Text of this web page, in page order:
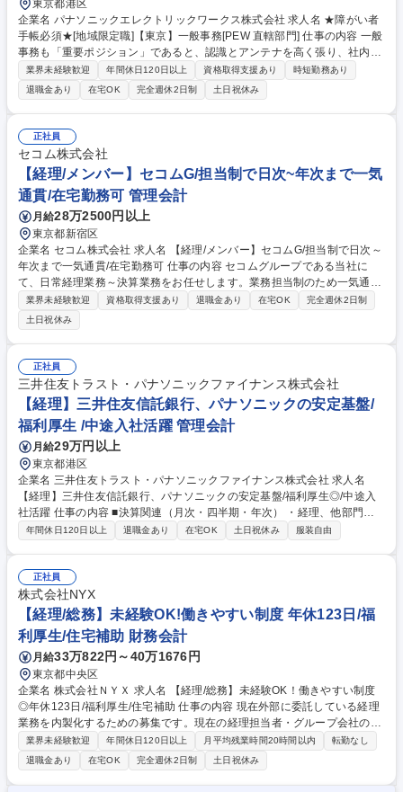
東京都港区
企業名 パナソニックエレクトリックワークス株式会社 求人名 ★障がい者
手帳必須★[地域限定職]【東京】一般事務[PEW 直轄部門] 仕事の内容 一般
事務も「重要ポジション」であると、認識とアンテナを高く張り、社内外
の関係者とのコミュニケーションを密に取って各種業務推進いただきま
す。 【具体的な仕事内容】 直轄部門事務として専門性を活かした一般事
務(庶務含む)全般をお任せします。各種資料作成、各種会議(WEB含む)の
実施調整と当日設営および運営、備品発注、伝票処理、自部門の予算管
理、電話応対等、幅広い業務をご担当いただきます。 募集職種 ★障がい
者手帳必須★[地域限定職]【東京】一般事務[PEW 直轄部門]
業界未経験歓迎 年間休日120日以上 資格取得支援あり
時短勤務あり
退職金あり
在宅OK 完全週休2日制 土日祝休み
正社員
セコム株式会社
【経理/メンバー】セコムG/担当制で日次~年次まで一気
通貫/在宅勤務可 管理会計
月給28万2500円以上
東京都新宿区
企業名 セコム株式会社 求人名 【経理/メンバー】セコムG/担当制で日次～
年次まで一気通貫/在宅勤務可 仕事の内容 セコムグループである当社に
て、日常経理業務～決算業務をお任せします。業務担当制のため一気通貫
で業務にあたることができます。ジョブローテーションを行いながらキャ
リアの幅を広げることが可能です 経費精算、債権管理、前払管理、資産管
理、稼働業務等、いずれかの業務の担当制となります。※1年～2年ほどで
ジョブローテーション実施 【業務詳細】■日常経理業務（日次／月次）■
電話対応、データ処理、庶務業務■単体決算業務（月次／四半期／年次）
【ゆくゆくは】■税務対応 ■予算編成、予実管理■管理会計（財務分析）■
会計監査対応 などにも携わっていただきます。 募集職種 【経理/メンバ
ー】セコムG/担当制で日次～年次まで一気通貫/在宅勤務可
業界未経験歓迎 資格取得支援あり 退職金あり 在宅OK
完全週休2日制
土日祝休み
正社員
三井住友トラスト・パナソニックファイナンス株式会社
【経理】三井住友信託銀行、パナソニックの安定基盤/
福利厚生 /中途入社活躍 管理会計
月給29万円以上
東京都港区
企業名 三井住友トラスト・パナソニックファイナンス株式会社 求人名
【経理】三井住友信託銀行、パナソニックの安定基盤/福利厚生◎/中途入
社活躍 仕事の内容 ■決算関連（月次・四半期・年次） ・経理、他部門が
作成した残高明細の確認、決算数値・帳簿のチェック ・監査法人対応（四
務関連 ・税金関係業務の補助的作業 （法人税、消費税、その他税金の申
告、納付業務） 【研修体制】外部研修/OJT研修を実施します。金融未経
験でもご安心ください！ 募集職種 【経理】三井住友信託銀行、パナソニ
ックの安定基盤/福利厚生◎/中途入社活躍
年間休日120日以上 退職金あり 在宅OK 土日祝休み 服装自由
正社員
株式会社NYX
【経理/総務】未経験OK!働きやすい制度 年休123日/福
利厚生/住宅補助 財務会計
月給33万822円～40万1676円
東京都中央区
企業名 株式会社ＮＹＸ 求人名 【経理/総務】未経験OK！働きやすい制度
◎年休123日/福利厚生/住宅補助 仕事の内容 現在外部に委託している経理
業務を内製化するための募集です。現在の経理担当者・グループ会社の経
理チームと連携し、サポート体制が充実しているため、未経験からでも安
心して臨んでいただけます。 【経理業務】■会計ソフトを使用した売上管
理 ■月次・年次決算業務 ■イレギュラー支払いや仮払い申請の処理 ★まず
は月次決算サポートから始めて、次に会計ソフトの入力、イレギュラー対
業界未経験歓迎 年間休日120日以上 月平均残業時間20時間以内
転勤なし
退職金あり
在宅OK 完全週休2日制 土日祝休み